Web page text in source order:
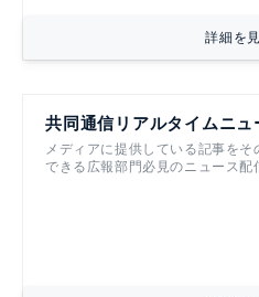
詳細を
共同通信リアルタイムニュ
メディアに提供している記事をそ
できる広報部門必見のニュース配